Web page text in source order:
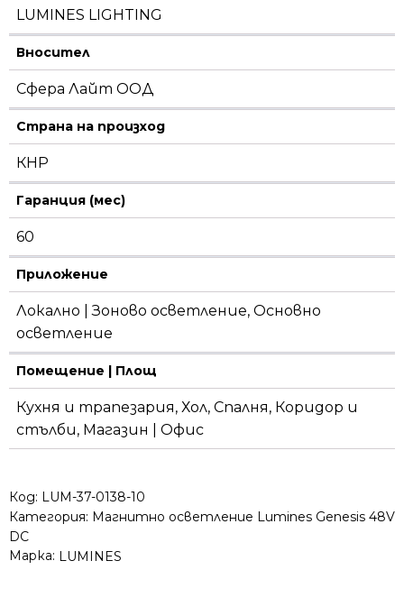
LUMINES LIGHTING
Вносител
Сфера Лайт ООД
Страна на произход
КНР
Гаранция (мес)
60
Приложение
Локално | Зоново осветление, Основно
осветление
Помещение | Площ
Кухня и трапезария, Хол, Спалня, Коридор и
стълби, Магазин | Офис
Код: LUM-37-0138-10
Категория: Магнитно осветление Lumines Genesis 48V
DC
Марка: LUMINES